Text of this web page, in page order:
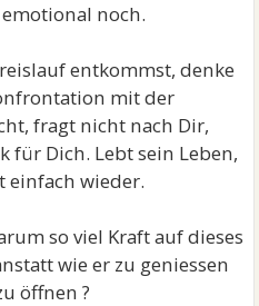
noch.
entkommst, denke
mit der
fragt nicht nach Dir,
für Dich. Lebt sein Leben,
einfach wieder.
so viel Kraft auf dieses
wie er zu geniessen
öffnen ?